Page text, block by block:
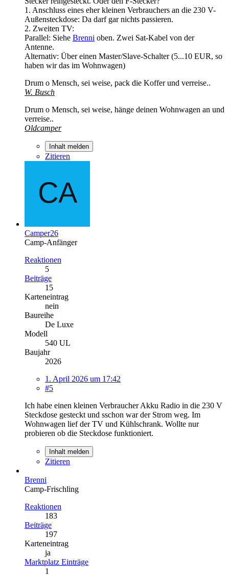
1. Anschluss eines eher kleinen Verbrauchers an die 230 V-
Außensteckdose: Da darf gar nichts passieren.
2. Zweiten TV:
Parallel: Siehe Brenni oben. Zwei Sat-Kabel von der
Antenne.
Alternativ: Über einen Master/Slave-Schalter (5...10 EUR, so
haben wir das im Wohnwagen)
Drum o Mensch, sei weise, pack die Koffer und verreise..
W. Busch
Drum o Mensch, sei weise, hänge deinen Wohnwagen an und
verreise..
Oldcamper
Inhalt melden
Zitieren
Camper26
Camp-Anfänger
Reaktionen
5
Beiträge
15
Karteneintrag
nein
Baureihe
De Luxe
Modell
540 UL
Baujahr
2026
1. April 2026 um 17:42
#5
Ich habe einen kleinen Verbraucher Akku Radio in die 230 V
Steckdose gesteckt und sschon war der Strom weg. Im
Wohnwagen lief der TV und Kühlschrank. Wollte nur
probieren ob die Steckdose funktioniert.
Inhalt melden
Zitieren
Brenni
Camp-Frischling
Reaktionen
183
Beiträge
197
Karteneintrag
ja
Marktplatz Einträge
1